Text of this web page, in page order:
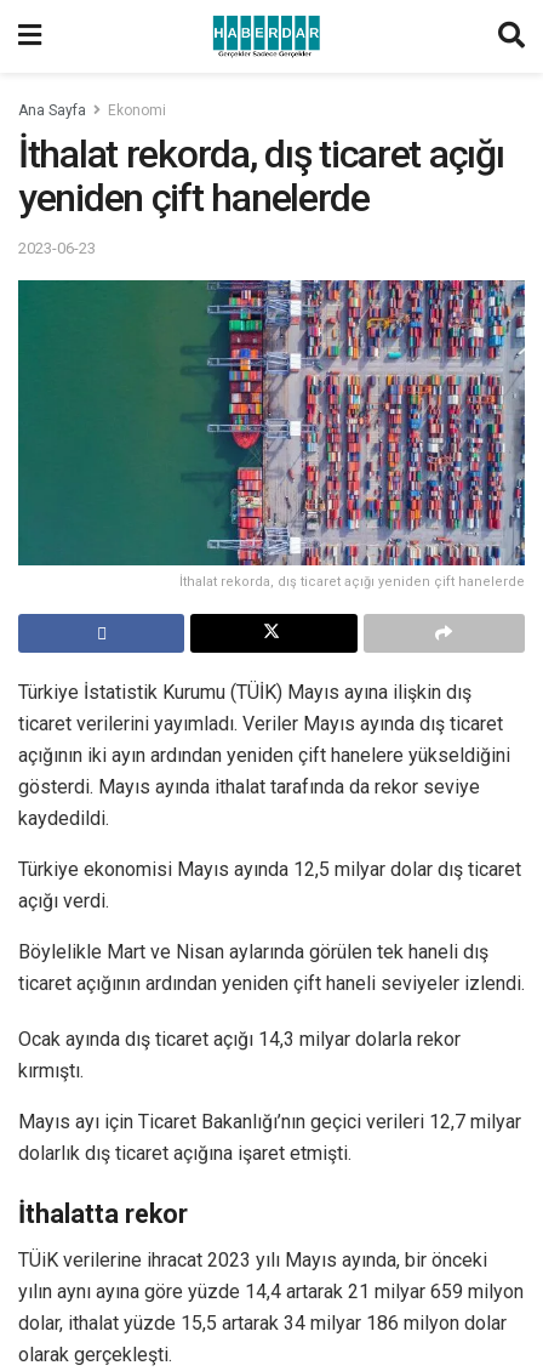
Ana Sayfa Ekonomi
İthalat rekorda, dış ticaret açığı
yeniden çift hanelerde
2023-06-23
İthalat rekorda, dış ticaret açığı yeniden çift hanelerde
Türkiye İstatistik Kurumu (TÜİK) Mayıs ayına ilişkin dış
ticaret verilerini yayımladı. Veriler Mayıs ayında dış ticaret
açığının iki ayın ardından yeniden çift hanelere yükseldiğini
gösterdi. Mayıs ayında ithalat tarafında da rekor seviye
kaydedildi.
Türkiye ekonomisi Mayıs ayında 12,5 milyar dolar dış ticaret
açığı verdi.
Böylelikle Mart ve Nisan aylarında görülen tek haneli dış
ticaret açığının ardından yeniden çift haneli seviyeler izlendi.
Ocak ayında dış ticaret açığı 14,3 milyar dolarla rekor
kırmıştı.
Mayıs ayı için Ticaret Bakanlığı’nın geçici verileri 12,7 milyar
dolarlık dış ticaret açığına işaret etmişti.
İthalatta rekor
TÜiK verilerine ihracat 2023 yılı Mayıs ayında, bir önceki
yılın aynı ayına göre yüzde 14,4 artarak 21 milyar 659 milyon
dolar, ithalat yüzde 15,5 artarak 34 milyar 186 milyon dolar
olarak gerçekleşti.